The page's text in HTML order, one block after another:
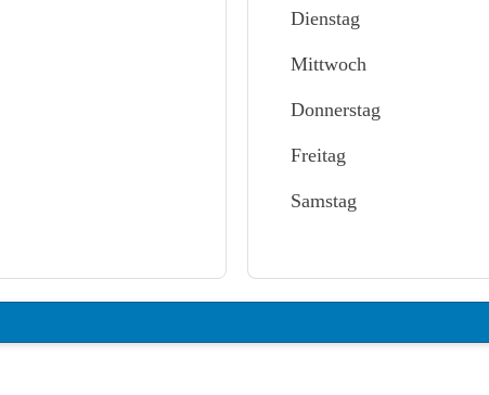
Dienstag
Mittwoch
Donnerstag
Freitag
Samstag